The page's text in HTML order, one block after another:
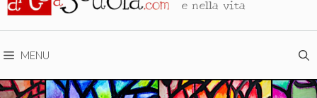
e nella vita
MENU